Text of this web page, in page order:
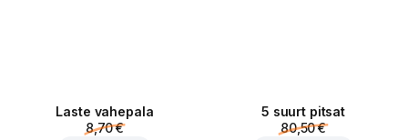
Laste vahepala
8,70 €
5 suurt pitsat
80,50 €